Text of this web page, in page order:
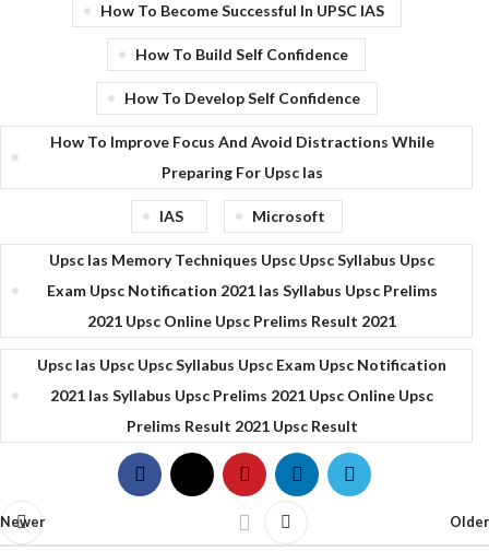
How To Become Successful In UPSC IAS
How To Build Self Confidence
How To Develop Self Confidence
How To Improve Focus And Avoid Distractions While
Preparing For Upsc Ias
IAS Microsoft
Upsc Ias Memory Techniques Upsc Upsc Syllabus Upsc
Exam Upsc Notification 2021 Ias Syllabus Upsc Prelims
2021 Upsc Online Upsc Prelims Result 2021
Upsc Ias Upsc Upsc Syllabus Upsc Exam Upsc Notification
2021 Ias Syllabus Upsc Prelims 2021 Upsc Online Upsc
Prelims Result 2021 Upsc Result
Newer Older